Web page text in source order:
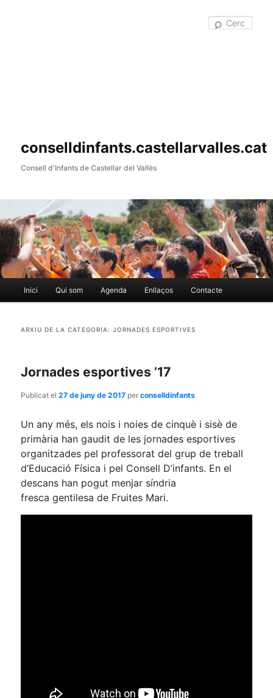
conselldinfants.castellarvalles.cat
Consell d'Infants de Castellar del Vallès
Menú
principal
Aneu
al
principal
Aneu
al
secundari
Inici Qui som Agenda Enllaços Contacte
ARXIU DE LA CATEGORIA:JORNADES ESPORTIVES
Jornades esportives ’17
Publicat el27 de juny de 2017 perconselldinfants
Un any més, els nois i noies de cinquè i sisè de
primària han gaudit de les jornades esportives
organitzades pel professorat del grup de treball
d’Educació Física i pel Consell D’infants. En el
descans han pogut menjar síndria
fresca gentilesa de Fruites Mari.